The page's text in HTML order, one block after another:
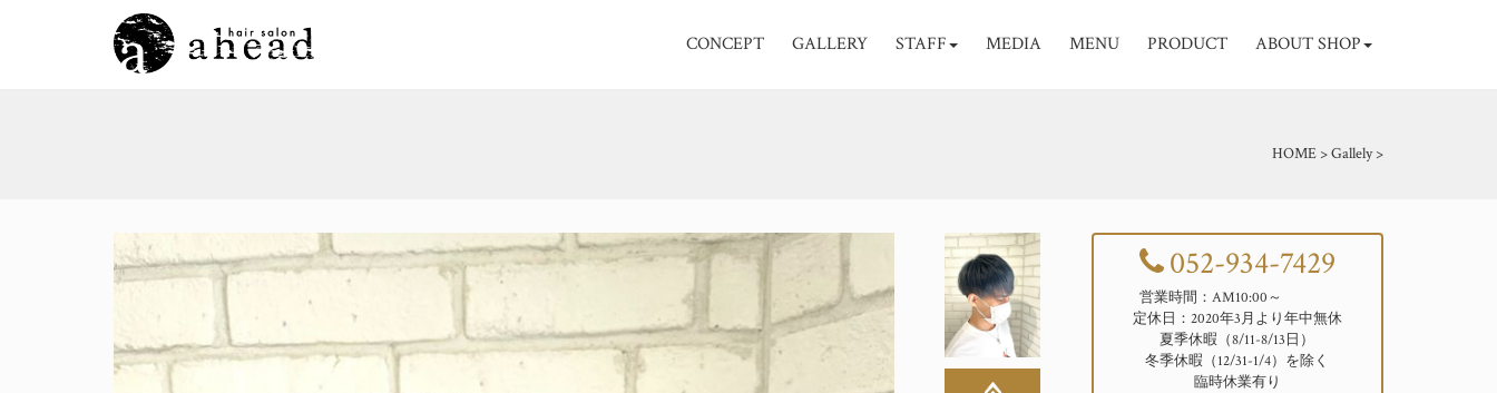
CONCEPT GALLERY STAFF MEDIA MENU PRODUCT ABOUT SHOP
HOME>Gallely>
052-934-7429
営業時間：AM10:00～
定休日：2020年3月より年中無休
夏季休暇（8/11-8/13日）
冬季休暇（12/31-1/4）を除く
臨時休業有り